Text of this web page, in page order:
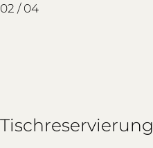
03 / 04
Tischreservierung